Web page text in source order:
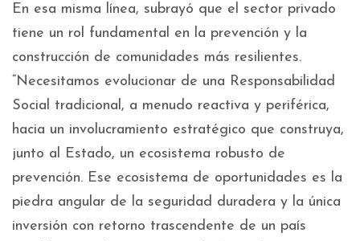
En esa misma línea, subrayó que el sector privado
tiene un rol fundamental en la prevención y la
construcción de comunidades más resilientes.
“Necesitamos evolucionar de una Responsabilidad
Social tradicional, a menudo reactiva y periférica,
hacia un involucramiento estratégico que construya,
junto al Estado, un ecosistema robusto de
prevención. Ese ecosistema de oportunidades es la
piedra angular de la seguridad duradera y la única
inversión con retorno trascendente de un país